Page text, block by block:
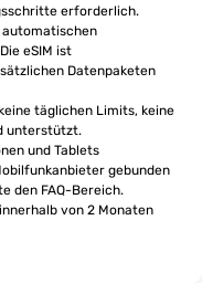
erforderlich.
automatischen
eSIM ist
Datenpaketen
täglichen Limits, keine
unterstützt.
und Tablets
gebunden
den FAQ-Bereich.
von 2 Monaten